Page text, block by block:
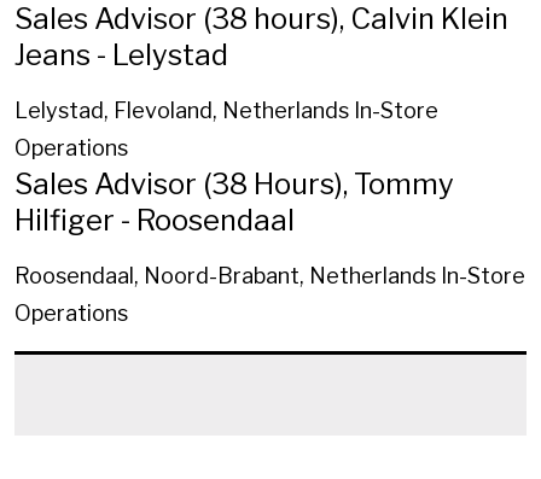
Sales Advisor (38 hours), Calvin Klein
Jeans - Lelystad
Lelystad, Flevoland, Netherlands In-Store
Operations
Sales Advisor (38 Hours), Tommy
Hilfiger - Roosendaal
Roosendaal, Noord-Brabant, Netherlands In-Store
Operations